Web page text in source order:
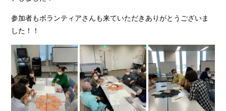
参加者もボランティアさんも来ていただきありがとうございま
した！！